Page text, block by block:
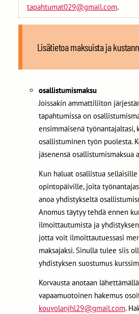
tapahtumat029@gmail.com.
Lisätietoa maksuista ja
osallistumismaksu
Joissakin ammattiliiton
tapahtumissa on
ensimmäisenä työnantajaltasi,
osallistuminen työn puolesta.
jäsenensä osallistumismaksua
Kun haluat osallistua
opintopäiville, joita
anoa yhdistykseltä
Anomus täytyy tehdä ennen
ilmoittautumista ja
jotta voit ilmoittautuessasi
maksajaksi. Sinulla tulee siis
yhdistyksen suostumus
Korvausta anotaan
vapaamuotoinen hakemus
kouvolanjhl29@gmail.com.